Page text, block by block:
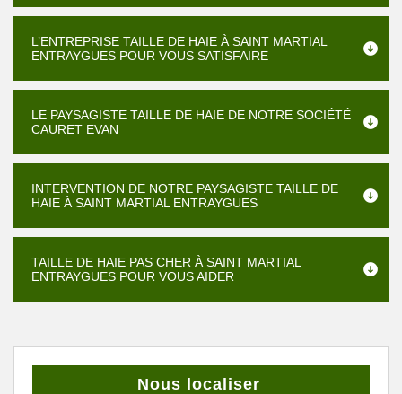
L’ENTREPRISE TAILLE DE HAIE À SAINT MARTIAL
ENTRAYGUES POUR VOUS SATISFAIRE
LE PAYSAGISTE TAILLE DE HAIE DE NOTRE SOCIÉTÉ
CAURET EVAN
INTERVENTION DE NOTRE PAYSAGISTE TAILLE DE
HAIE À SAINT MARTIAL ENTRAYGUES
TAILLE DE HAIE PAS CHER À SAINT MARTIAL
ENTRAYGUES POUR VOUS AIDER
Nous localiser